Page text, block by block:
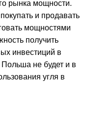
рынка мощности.
и продавать
мощностями
получить
инвестиций в
Польша не будет и в
угля в